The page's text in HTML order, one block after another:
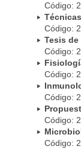
Código:
Código:
Tesis de
Código:
Código:
Código:
Código:
Código: